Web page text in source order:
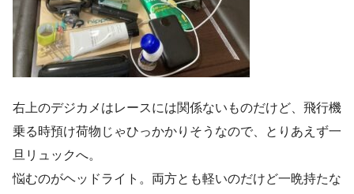
右上のデジカメはレースには関係ないものだけど、飛行機
乗る時預け荷物じゃひっかかりそうなので、とりあえず一
旦リュックへ。
悩むのがヘッドライト。両方とも軽いのだけど一晩持たな